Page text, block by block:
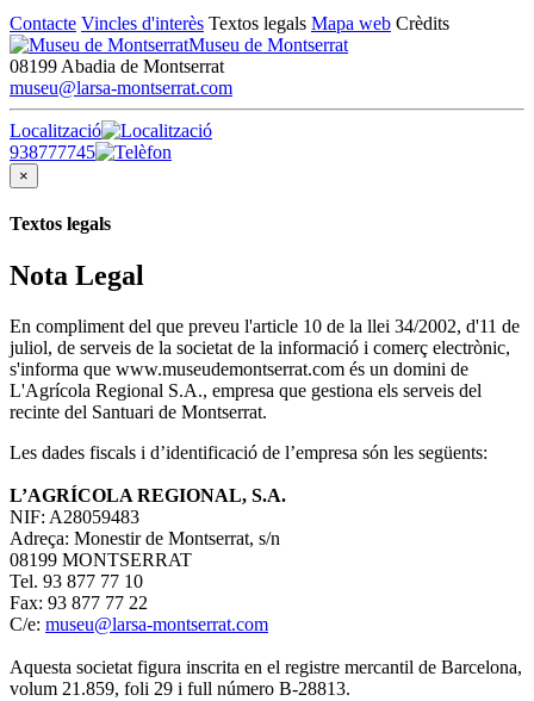
Contacte Vincles d'interès Textos legals Mapa web Crèdits
Museu de Montserrat
08199 Abadia de Montserrat
museu@larsa-montserrat.com
Localització
938777745
×
Textos legals
Nota Legal
En compliment del que preveu l'article 10 de la llei 34/2002, d'11 de
juliol, de serveis de la societat de la informació i comerç electrònic,
s'informa que www.museudemontserrat.com és un domini de
L'Agrícola Regional S.A., empresa que gestiona els serveis del
recinte del Santuari de Montserrat.
Les dades fiscals i d’identificació de l’empresa són les següents:
L’AGRÍCOLA REGIONAL, S.A.
NIF: A28059483
Adreça: Monestir de Montserrat, s/n
08199 MONTSERRAT
Tel. 93 877 77 10
Fax: 93 877 77 22
C/e: museu@larsa-montserrat.com
Aquesta societat figura inscrita en el registre mercantil de Barcelona,
volum 21.859, foli 29 i full número B-28813.